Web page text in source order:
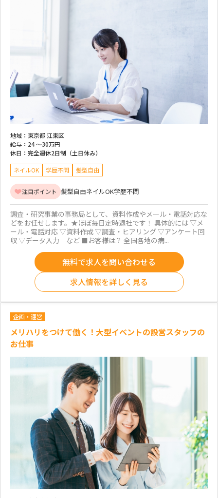
地域： 東京都 江東区
給与： 24 ～30万円
休日： 完全週休2日制（土日休み）
ネイルOK 学歴不問 髪型自由
注目ポイント 髪型自由ネイルOK学歴不問
調査・研究事業の事務局として、資料作成やメール・電話対応な
どをお任せします。★ほぼ毎日定時退社です！ 具体的には ▽メ
ール・電話対応 ▽資料作成 ▽調査・ヒアリング ▽アンケート回
収 ▽データ入力 など ■お客様は？ 全国各地の病...
無料で求人を問い合わせる
求人情報を詳しく見る
企画・運営
メリハリをつけて働く！大型イベントの設営スタッフの
お仕事